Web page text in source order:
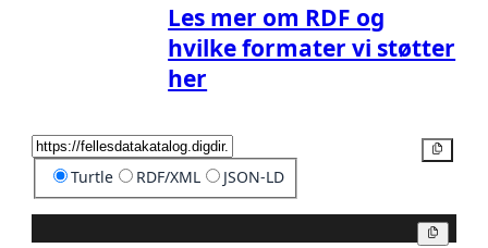
Les mer om RDF og
hvilke formater vi støtter
her
Turtle RDF/XML JSON-LD